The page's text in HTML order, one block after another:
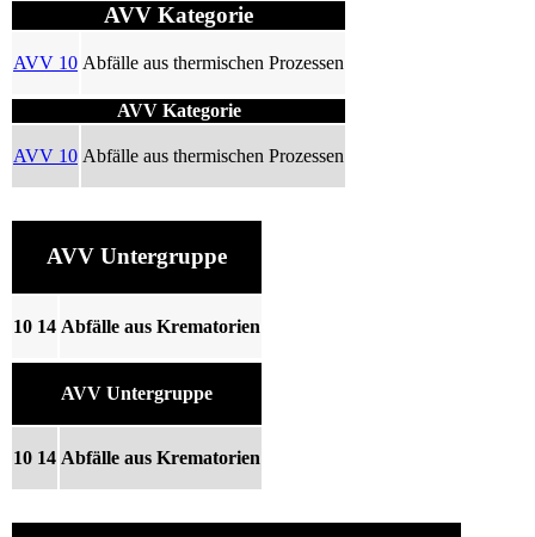
AVV Kategorie
AVV 10 Abfälle aus thermischen Prozessen
AVV Kategorie
AVV 10 Abfälle aus thermischen Prozessen
AVV Untergruppe
10 14 Abfälle aus Krematorien
AVV Untergruppe
10 14 Abfälle aus Krematorien